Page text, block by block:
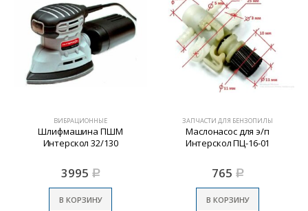
ВИБРАЦИОННЫЕ
Шлифмашина ПШМ
Интерскол 32/130
3995 Р
В КОРЗИНУ
ЗАПЧАСТИ ДЛЯ БЕНЗОПИЛЫ
Маслонасос для э/п
Интерскол ПЦ-16-01
765 Р
В КОРЗИНУ